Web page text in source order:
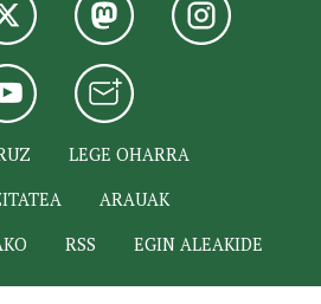
LEGE OHARRA
ARAUAK
RSS EGIN ALEAKIDE